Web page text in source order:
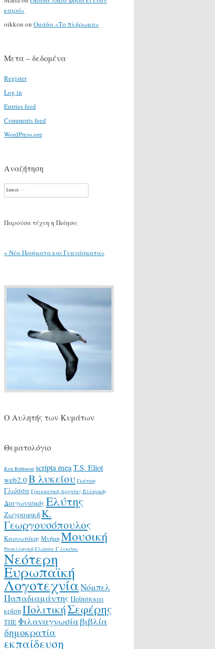
καιρό»
oikkon on Ομάδα «Το πλήρωμα»
Μετα – δεδομένα
Register
Log in
Entries feed
Comments feed
WordPress.org
Αναζήτηση
Search
Παρούσα τέχνη η Ποίησις
« Νέα Ποιήματα και Γυμνάσματα»
Ο Αυλητής των Κυμάτων
Θεματολόγιο
Ken Robinson scripta meaT.S. Eliot
web2.0 Β λυκείου Γκάτσος
Γλώσσα Γραμματική Αρχαίας Ελληνικής
ΔιαγωνισμόςΕλύτης
Ζωγραφική Κ.
Γεωργουσόπουλος
ΚαρυωτάκηςΜνήμηΜουσική
Νεοελληνική Γλώσσα Γ λυκείου
Νεότερη
Ευρωπαϊκή
ΛογοτεχνίαΝόμπελ
Παπαδιαμάντης Ποίηση και
κρίση ΠολιτικήΣεφέρης
ΤΠΕΦιλαναγνωσίαβιβλία
δημοκρατία
εκπαίδευση